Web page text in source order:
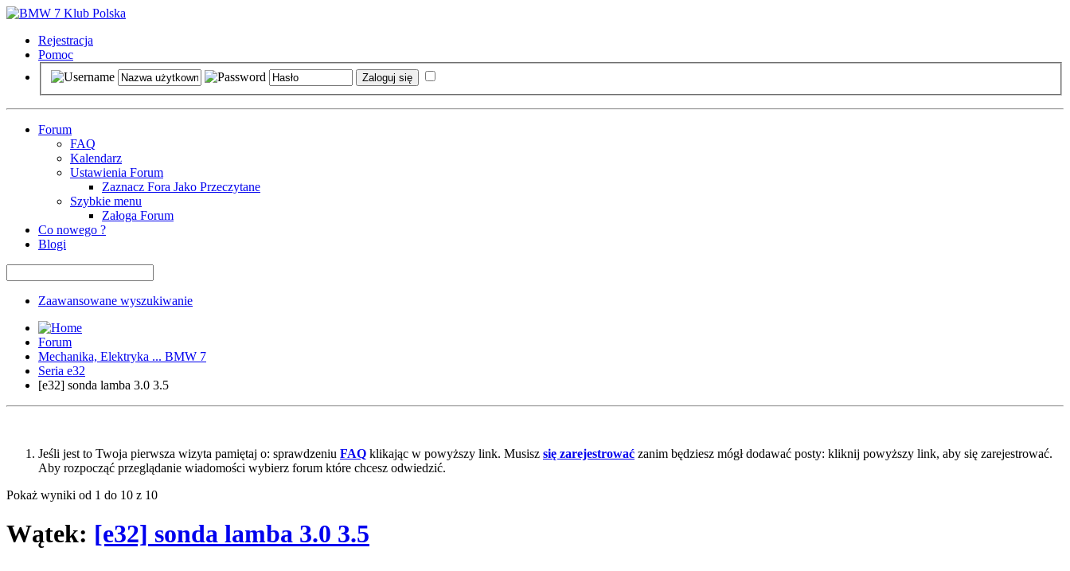
Rejestracja
Pomoc
Forum
FAQ
Kalendarz
Ustawienia Forum
Zaznacz Fora Jako Przeczytane
Szybkie menu
Załoga Forum
Co nowego ?
Blogi
Zaawansowane wyszukiwanie
Forum
Mechanika, Elektryka ... BMW 7
Seria e32
[e32] sonda lamba 3.0 3.5
Jeśli jest to Twoja pierwsza wizyta pamiętaj o: sprawdzeniu FAQ klikając w powyższy link. Musisz się zarejestrować zanim będziesz mógł dodawać posty: kliknij powyższy link, aby się zarejestrować.
Aby rozpocząć przeglądanie wiadomości wybierz forum które chcesz odwiedzić.
Pokaż wyniki od 1 do 10 z 10
Wątek: [e32] sonda lamba 3.0 3.5